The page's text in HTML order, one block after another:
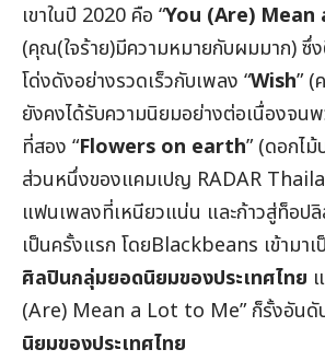
เขาในปี 2020 คือ “You (Are)
(คุณ(ใจร้าย)มีความหมายกับผมมาก) ซึ่
โด่งดังอย่างรวดเร็วกับเพลง “Wish” (
ยังคงได้รับความนิยมอย่างต่อเนื่องจน
ที่สอง “Flowers on earth” (ดอกไ
ส่วนหนึ่งของแคมเปญ RADAR
แฟนเพลงที่เหนียวแน่น และก้าวสู่ท็อป
เป็นครั้งแรก โดยBlackbeans เข้ามา
ศิลปินกลุ่มยอดนิยมของประเทศไทย
(Are) Mean a Lot to Me” ก็รั้งอันดั
นิยมของประเทศไทย